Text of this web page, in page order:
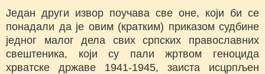
Један други извор поучава све оне, који би се
понадали да је овим (кратким) приказом судбине
једног малог дела свих српских православних
свештеника, који су пали жртвом геноцида
хрватске државе 1941-1945, заиста исцрпљен